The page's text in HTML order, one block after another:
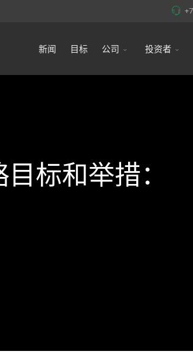
新闻 目标 公司 投资者
标和举措：